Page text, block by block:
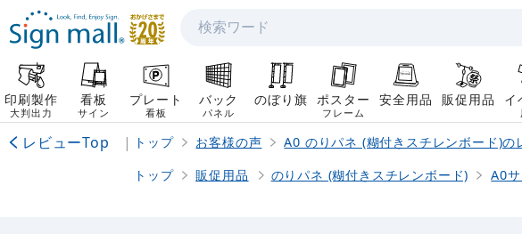
検索
印刷製作
大判出力
看板
サイン
プレート
看板
バック
パネル
のぼり旗 ポスター
フレーム
安全用品 販促用品 イ
レビューTop | トップ お客様の声
A0 のりパネ (糊付きスチレンボード)の
トップ
販促用品 のりパネ (糊付きスチレンボード) A0